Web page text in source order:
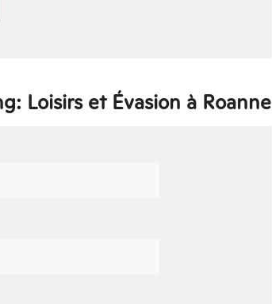
Loisirs et Évasion à Roanne